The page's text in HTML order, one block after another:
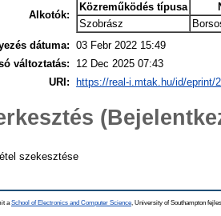
Alkotók:
Közreműködés típusa
Szobrász
dátuma: 03 Febr 2022 15:49
változtatás:
12 Dec 2025 07:43
URI:
https://real-i.mtak.hu/id/eprint/
szekesztése
a School of Electronics and Computer Science , University of Southampton